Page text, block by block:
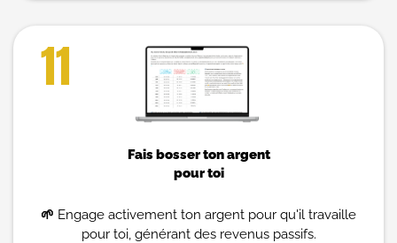
11
Fais bosser ton argent
pour toi
🌱 Engage activement ton argent pour qu'il travaille
pour toi, générant des revenus passifs.